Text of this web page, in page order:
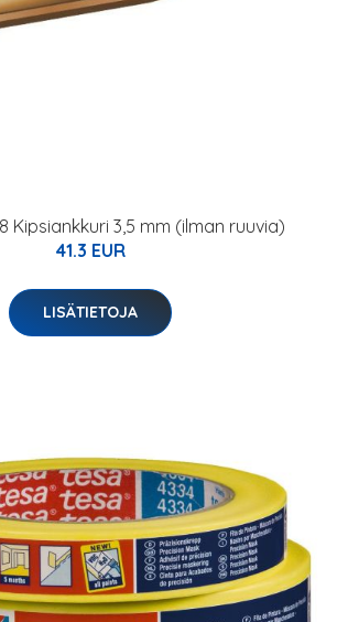
Kipsiankkuri 3,5 mm (ilman ruuvia)
41.3 EUR
LISÄTIETOJA